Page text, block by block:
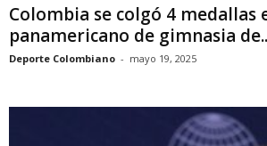
Colombia se colgó 4 medallas
panamericano de gimnasia
Deporte Colombiano - mayo 19, 2025